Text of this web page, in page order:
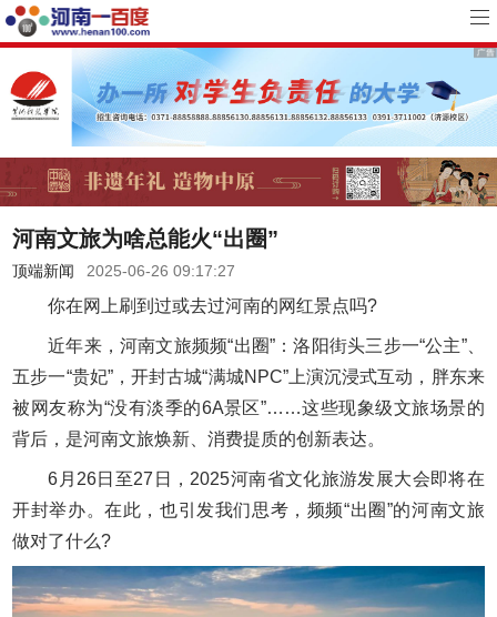
河南文旅为啥总能火“出圈”
顶端新闻 2025-06-26 09:17:27
你在网上刷到过或去过河南的网红景点吗?
近年来，河南文旅频频“出圈”：洛阳街头三步一“公主”、
五步一“贵妃”，开封古城“满城NPC”上演沉浸式互动，胖东来
被网友称为“没有淡季的6A景区”……这些现象级文旅场景的
背后，是河南文旅焕新、消费提质的创新表达。
6月26日至27日，2025河南省文化旅游发展大会即将在
开封举办。在此，也引发我们思考，频频“出圈”的河南文旅
做对了什么?